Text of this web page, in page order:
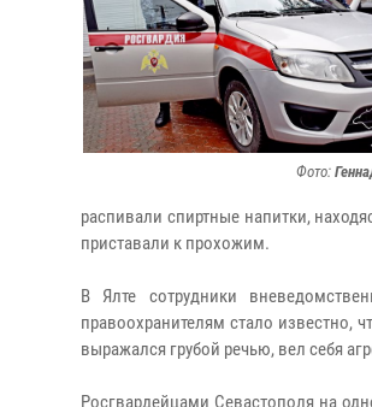
Фото:
распивали спиртные напитки,
приставали к прохожим.
В Ялте сотрудники
правоохранителям стало известно,
выражался грубой речью, вел себя
Росгвардейцами Севастополя на